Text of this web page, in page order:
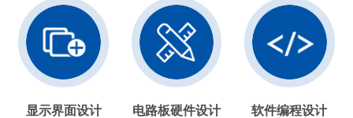
显示界面设计 电路板硬件设计 软件编程设计